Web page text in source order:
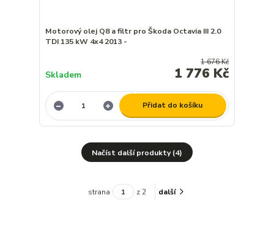
Motorový olej Q8 a filtr pro Škoda Octavia III 2.0
TDI 135 kW 4x4 2013 -
1 676 Kč
1 776 Kč
Skladem
Přidat do košíku
Načíst další produkty (4)
strana z 2 další